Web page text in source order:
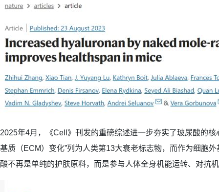
2025年4月，《Cell》刊发的重磅综述进一步夯实了玻尿酸的核
基质（ECM）变化”列为人类第13大衰老标志物，而作为细胞
酸不再是单纯的护肤原料，而是参与人体全身机能运转、对抗